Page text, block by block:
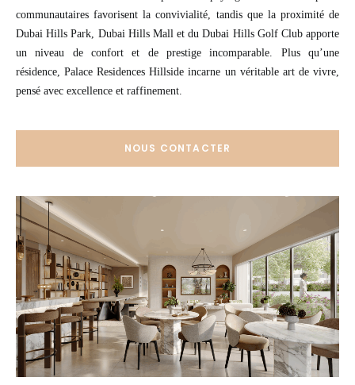
communautaires favorisent la convivialité, tandis que la proximité de
Dubai Hills Park, Dubai Hills Mall et du Dubai Hills Golf Club apporte
un niveau de confort et de prestige incomparable. Plus qu’une
résidence, Palace Residences Hillside incarne un véritable art de vivre,
pensé avec excellence et raffinement.
NOUS CONTACTER